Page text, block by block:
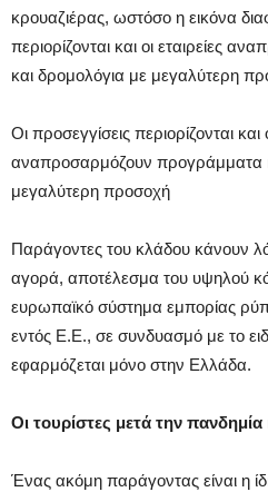
κρουαζιέρας, ωστόσο η εικόνα
περιορίζονται και οι εταιρείες
και δρομολόγια με μεγαλύτερη
Οι προσεγγίσεις περιορίζονται και
αναπροσαρμόζουν προγράμματα
μεγαλύτερη προσοχή
Παράγοντες του κλάδου κάνουν
αγορά, αποτέλεσμα του υψηλού
ευρωπαϊκό σύστημα εμπορίας
εντός Ε.Ε., σε συνδυασμό με το
εφαρμόζεται μόνο στην Ελλάδα.
Οι τουρίστες μετά την πανδημία
Ένας ακόμη παράγοντας είναι η